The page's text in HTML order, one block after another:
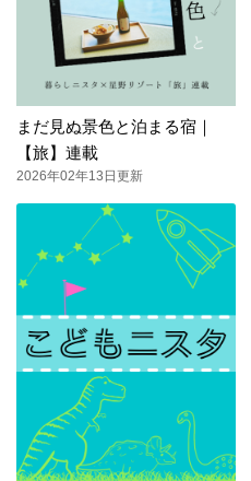
まだ見ぬ景色と泊まる宿｜
【旅】連載
2026年02年13日更新